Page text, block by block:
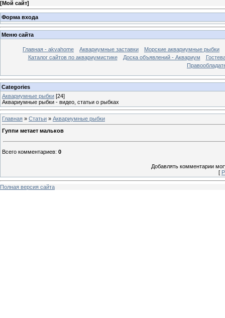
[Мой сайт]
Форма входа
Меню сайта
Главная - akvahome Аквариумные заставки
Морские аквариумные рыбки
Каталог сайтов по аквариумистике
Доска объявлений - Аквариум
Categories
Аквариумные рыбки [24]
Аквариумные рыбки - видео, статьи о рыбках
Главная » Статьи » Аквариумные рыбки
Гуппи метает мальков
Всего комментариев: 0
Добавлять комментарии
[
Полная версия сайта